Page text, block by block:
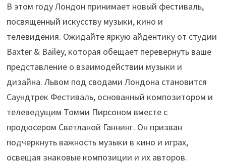
В этом году Лондон принимает новый фестиваль,
посвященный искусству музыки, кино и
телевидения. Ожидайте яркую айдентику от студии
Baxter & Bailey, которая обещает перевернуть ваше
представление о взаимодействии музыки и
дизайна. Львом под сводами Лондона становится
Саундтрек Фестиваль, основанный композитором и
телеведущим Томми Пирсоном вместе с
продюсером Светланой Ганнинг. Он призван
подчеркнуть важность музыки в кино и играх,
освещая знаковые композиции и их авторов.